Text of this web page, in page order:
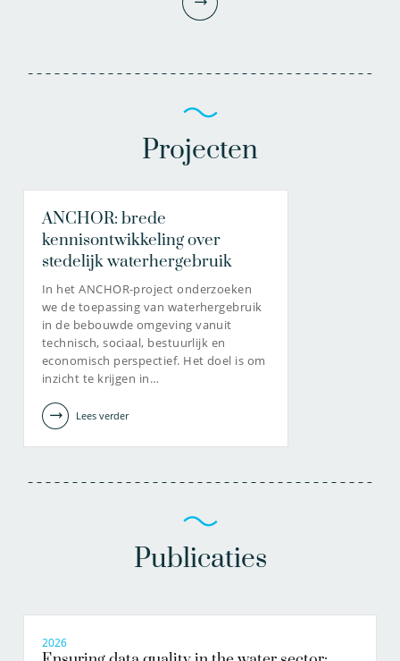
Noor van Dooren MSc
Onderzoeker
030-6069617
noor.van.dooren@kwrwater.nl
Projecten
ANCHOR: brede
kennisontwikkeling over
stedelijk waterhergebruik
In het ANCHOR-project onderzoeken
we de toepassing van waterhergebruik
in de bebouwde omgeving vanuit
technisch, sociaal, bestuurlijk en
economisch perspectief. Het doel is om
inzicht te krijgen in…
Lees verder
Publicaties
2026